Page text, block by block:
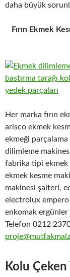
daha büyük
Fırın Ekmek
Her marka fırın
arisco ekmek
ekmeği
dilimleme
fabrika tipi ekmek
ekmek kesme
makinesi şalteri,
electrolux empero
enkomak ergünler
Telefon 0212
Kolu Çeken